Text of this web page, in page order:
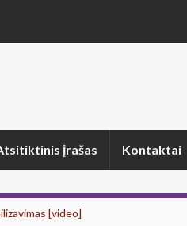
įrašas Kontaktai
[video]